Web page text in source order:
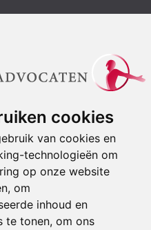
cookies
van cookies en
technologieën om
op onze website
om
inhoud en
te tonen, om ons